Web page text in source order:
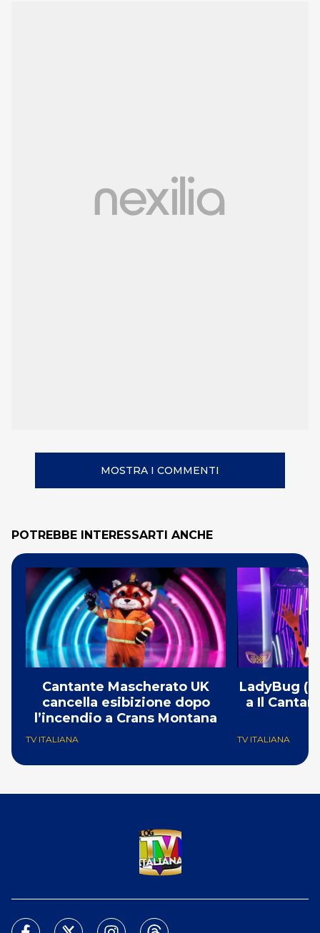
MOSTRA I COMMENTI
POTREBBE INTERESSARTI ANCHE
Cantante Mascherato UK
cancella esibizione dopo
l’incendio a Crans Montana
TV ITALIANA
LadyBug
a Il
TV ITALIANA